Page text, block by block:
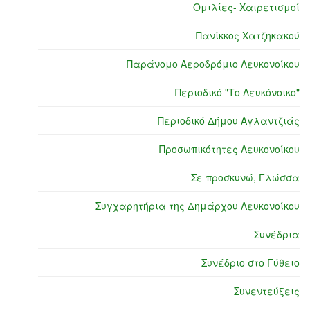
Ομιλίες- Χαιρετισμοί
Πανίκκος Χατζηκακού
Παράνομο Αεροδρόμιο Λευκονοίκου
Περιοδικό "Το Λευκόνοικο"
Περιοδικό Δήμου Αγλαντζιάς
Προσωπικότητες Λευκονοίκου
Σε προσκυνώ, Γλώσσα
Συγχαρητήρια της Δημάρχου Λευκονοίκου
Συνέδρια
Συνέδριο στο Γύθειο
Συνεντεύξεις